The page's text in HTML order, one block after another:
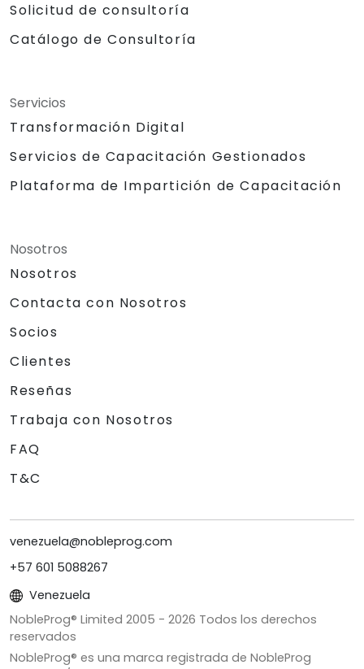
Solicitud de consultoría
Catálogo de Consultoría
Servicios
Transformación Digital
Servicios de Capacitación Gestionados
Plataforma de Impartición de Capacitación
Nosotros
Nosotros
Contacta con Nosotros
Socios
Clientes
Reseñas
Trabaja con Nosotros
FAQ
T&C
venezuela@nobleprog.com
+57 601 5088267
Venezuela
NobleProg® Limited 2005 - 2026 Todos los derechos
reservados
NobleProg® es una marca registrada de NobleProg